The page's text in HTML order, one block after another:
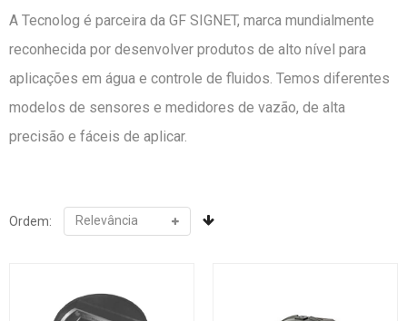
A Tecnolog é parceira da GF SIGNET, marca mundialmente
reconhecida por desenvolver produtos de alto nível para
aplicações em água e controle de fluidos. Temos diferentes
modelos de sensores e medidores de vazão, de alta
precisão e fáceis de aplicar.
Ordem: